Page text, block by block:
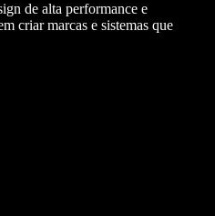
de alta performance e
criar marcas e sistemas que